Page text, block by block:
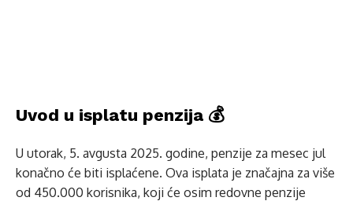
Uvod u isplatu penzija 💰
U utorak, 5. avgusta 2025. godine, penzije za mesec jul
konačno će biti isplaćene. Ova isplata je značajna za više
od 450.000 korisnika, koji će osim redovne penzije